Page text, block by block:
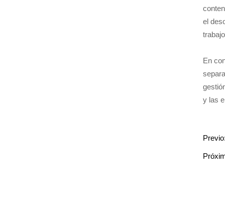
el
En
y las